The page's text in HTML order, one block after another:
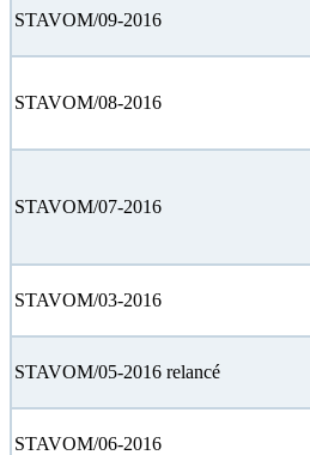
STAVOM/09-2016
STAVOM/08-2016
STAVOM/07-2016
STAVOM/03-2016
STAVOM/05-2016 relancé
STAVOM/06-2016